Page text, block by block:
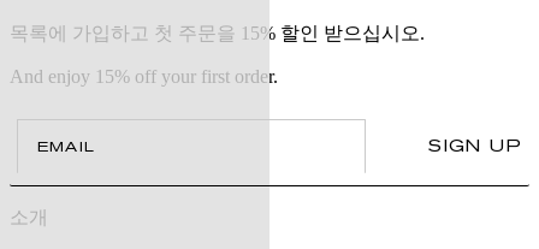
목록에 가입하고 첫 주문을 15% 할인 받으십시오.
And enjoy 15% off your first order.
SIGN UP
소개